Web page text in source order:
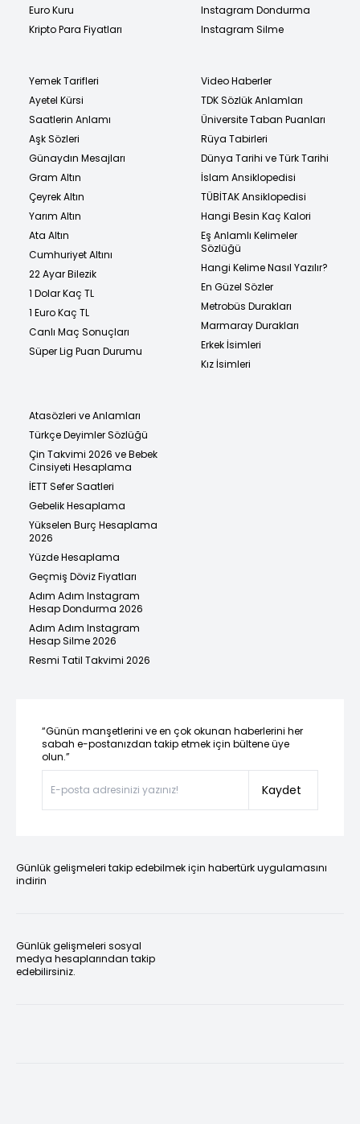
Euro Kuru
Kripto Para Fiyatları
Instagram Dondurma
Instagram Silme
Yemek Tarifleri
Ayetel Kürsi
Saatlerin Anlamı
Aşk Sözleri
Günaydın Mesajları
Gram Altın
Çeyrek Altın
Yarım Altın
Ata Altın
Cumhuriyet Altını
22 Ayar Bilezik
1 Dolar Kaç TL
1 Euro Kaç TL
Canlı Maç Sonuçları
Süper Lig Puan Durumu
Video Haberler
TDK Sözlük Anlamları
Üniversite Taban Puanları
Rüya Tabirleri
Dünya Tarihi ve Türk Tarihi
İslam Ansiklopedisi
TÜBİTAK Ansiklopedisi
Hangi Besin Kaç Kalori
Eş Anlamlı Kelimeler
Sözlüğü
Hangi Kelime Nasıl Yazılır?
En Güzel Sözler
Metrobüs Durakları
Marmaray Durakları
Erkek İsimleri
Kız İsimleri
Atasözleri ve Anlamları
Türkçe Deyimler Sözlüğü
Çin Takvimi 2026 ve Bebek
Cinsiyeti Hesaplama
İETT Sefer Saatleri
Gebelik Hesaplama
Yükselen Burç Hesaplama
2026
Yüzde Hesaplama
Geçmiş Döviz Fiyatları
Adım Adım Instagram
Hesap Dondurma 2026
Adım Adım Instagram
Hesap Silme 2026
Resmi Tatil Takvimi 2026
“Günün manşetlerini ve en çok okunan haberlerini her
sabah e-postanızdan takip etmek için bültene üye
olun.”
Kaydet
Günlük gelişmeleri takip edebilmek için habertürk uygulamasını
indirin
Günlük gelişmeleri sosyal
medya hesaplarından takip
edebilirsiniz.